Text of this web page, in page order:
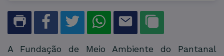
A Fundação de Meio Ambiente do Pantanal